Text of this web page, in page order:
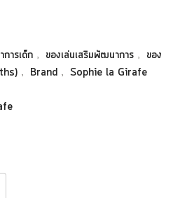
ารเด็ก , ของเล่นเสริมพัฒนาการ , ของ
, Brand , Sophie la Girafe